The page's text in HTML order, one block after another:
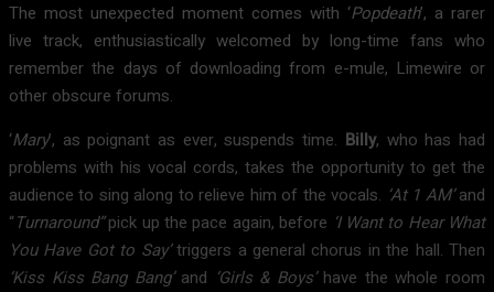
The most unexpected moment comes with ‘Popdeath’, a rarer
live track, enthusiastically welcomed by long-time fans who
remember the days of downloading from e-mule, Limewire or
other obscure forums.
‘Mary’, as poignant as ever, suspends time. Billy, who has had
problems with his vocal cords, takes the opportunity to get the
audience to sing along to relieve him of the vocals. ‘At 1 AM’and
“Turnaround”pick up the pace again, before ‘I Want to Hear What
You Have Got to Say’triggers a general chorus in the hall. Then
‘Kiss Kiss Bang Bang’ and ‘Girls & Boys’have the whole room